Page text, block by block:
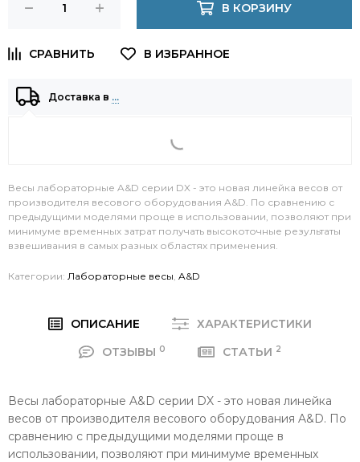
В КОРЗИНУ
Доставка в …
Весы лабораторные A&D серии DX - это новая линейка весов от
производителя весового оборудования A&D. По сравнению с
предыдущими моделями проще в использовании, позволяют при
минимуме временных затрат получать высокоточные результаты
взвешивания в самых разных областях применения.
Категории: Лабораторные весы, A&D
ОПИСАНИЕ
ХАРАКТЕРИСТИКИ
ОТЗЫВЫ 0 СТАТЬИ 2
Весы лабораторные A&D серии DX - это новая линейка
весов от производителя весового оборудования A&D. По
сравнению с предыдущими моделями проще в
использовании, позволяют при минимуме временных